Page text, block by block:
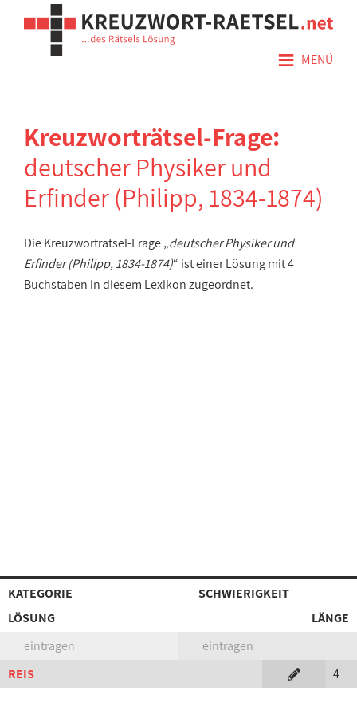
≡ MENÜ
Kreuzworträtsel-Frage:
deutscher Physiker und
Erfinder (Philipp, 1834-1874)
Die Kreuzworträtsel-Frage „deutscher Physiker und
Erfinder (Philipp, 1834-1874)“ ist einer Lösung mit 4
Buchstaben in diesem Lexikon zugeordnet.
KATEGORIE
SCHWIERIGKEIT
LÖSUNG
LÄNGE
eintragen
eintragen
REIS
4